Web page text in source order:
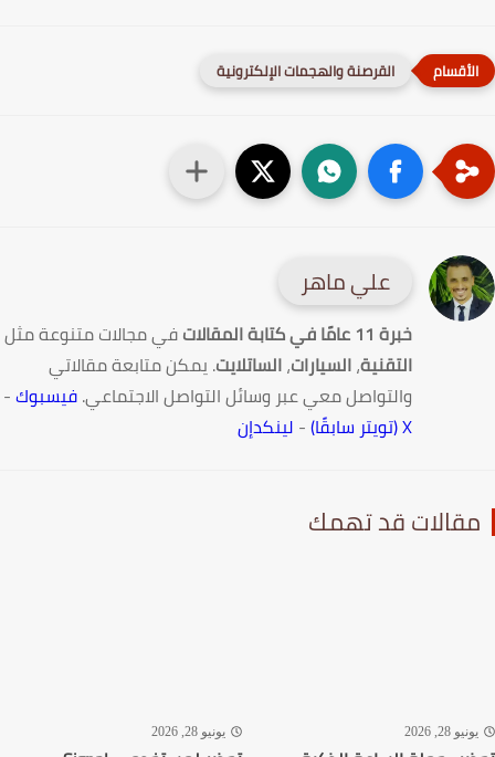
القرصنة والهجمات الإلكترونية
علي ماهر
خبرة 11 عامًا في كتابة المقالات
في مجالات متنوعة مثل
التقنية،السيارات،الساتلايت. يمكن متابعة مقالاتي
والتواصل معي عبر وسائل التواصل الاجتماعي.فيسبوك-
-لينكدإن
قد تهمك
28, 2026 يونيو 28, 2026